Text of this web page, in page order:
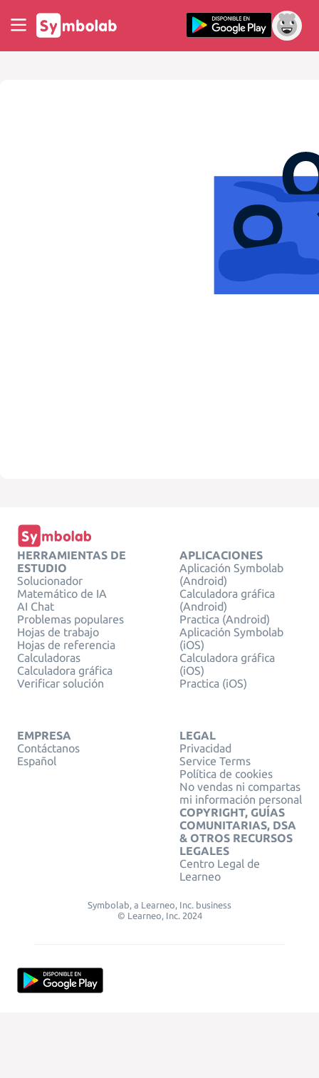
HERRAMIENTAS DE
ESTUDIO
Solucionador
Matemático de IA
AI Chat
Problemas populares
Hojas de trabajo
Hojas de referencia
Calculadoras
Calculadora gráfica
Verificar solución
APLICACIONES
Aplicación Symbolab
(Android)
Calculadora gráfica
(Android)
Practica (Android)
Aplicación Symbolab
(iOS)
Calculadora gráfica
(iOS)
Practica (iOS)
EMPRESA
Contáctanos
Español
LEGAL
Privacidad
Service Terms
Política de cookies
No vendas ni compartas
mi información personal
COPYRIGHT, GUÍAS
COMUNITARIAS, DSA
& OTROS RECURSOS
LEGALES
Centro Legal de
Learneo
Symbolab, a Learneo, Inc. business
© Learneo, Inc. 2024